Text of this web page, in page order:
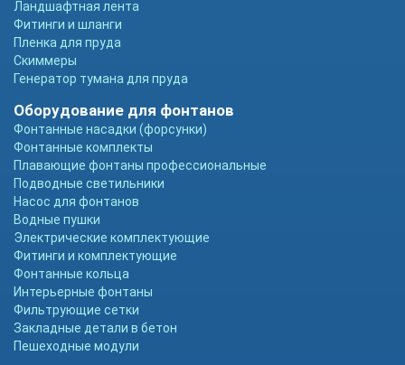
Ландшафтная лента
Фитинги и шланги
Пленка для пруда
Скиммеры
Генератор тумана для пруда
Оборудование для фонтанов
Фонтанные насадки (форсунки)
Фонтанные комплекты
Плавающие фонтаны профессиональные
Подводные светильники
Насос для фонтанов
Водные пушки
Электрические комплектующие
Фитинги и комплектующие
Фонтанные кольца
Интерьерные фонтаны
Фильтрующие сетки
Закладные детали в бетон
Пешеходные модули